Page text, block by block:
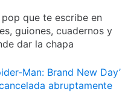
que te escribe en
guiones, cuadernos y
dar la chapa
Man: Brand New Day’
abruptamente